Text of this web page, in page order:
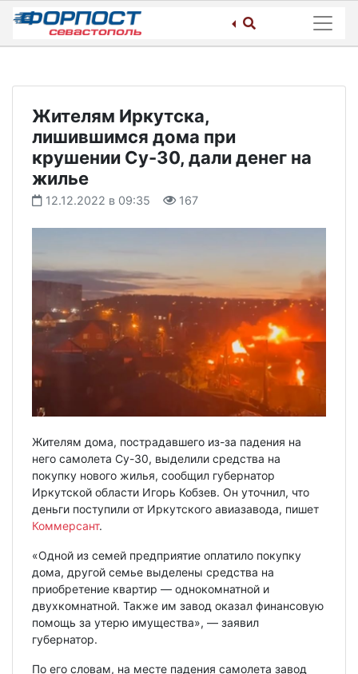
Skip
content
Жителям Иркутска,
лишившимся дома при
крушении Су-30, дали денег на
жилье
12.12.2022 в 09:35 167
Жителям дома, пострадавшего из-за падения на
него самолета Су-30, выделили средства на
покупку нового жилья, сообщил губернатор
Иркутской области Игорь Кобзев. Он уточнил, что
деньги поступили от Иркутского авиазавода, пишет
Коммерсант.
«Одной из семей предприятие оплатило покупку
дома, другой семье выделены средства на
приобретение квартир — однокомнатной и
двухкомнатной. Также им завод оказал финансовую
помощь за утерю имущества», — заявил
губернатор.
По его словам, на месте падения самолета завод